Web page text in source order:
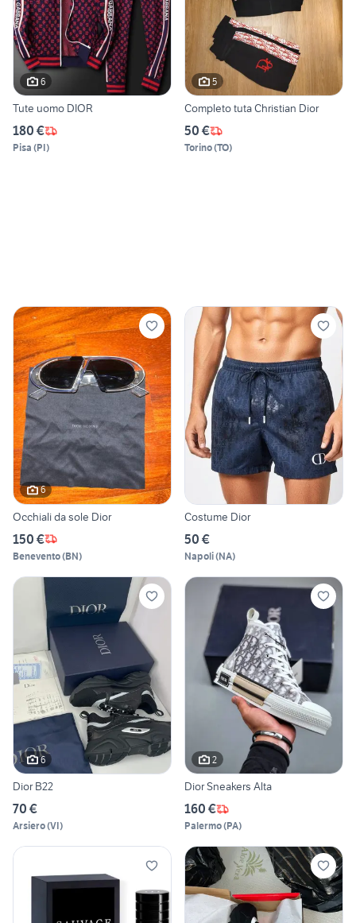
6
Tute uomo DIOR
180 €
Pisa (PI)
5
Completo tuta Christian Dior
50 €
Torino(TO)
6
Occhiali da sole Dior
150 €
Benevento(BN)
Costume Dior
50 €
Napoli(NA)
6
Dior B22
70 €
Arsiero(VI)
2
Dior Sneakers Alta
160 €
Palermo(PA)